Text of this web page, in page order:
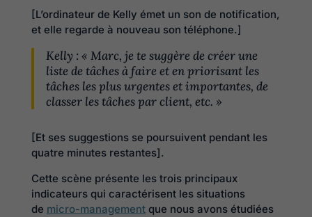
[L’ordinateur de Kelly émet un son de notification,
et elle regarde à nouveau son téléphone.]
Kelly : « Marc, je te suggère de créer une
liste de tâches à faire et en priorisant les
tâches les plus urgentes et importantes, de
classer les tâches par client, etc. »
[Et ses suggestions se poursuivent pendant les
quatre minutes restantes].
Cette scène présente les trois principaux
indicateurs qui caractérisent les situations
de micro-managementque nous avons étudiées